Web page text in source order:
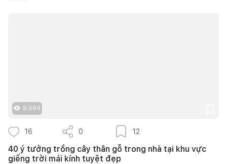
9.594
16 0 12
40 ý tưởng trồng cây thân gỗ trong nhà tại khu vực
giếng trời mái kính tuyệt đẹp